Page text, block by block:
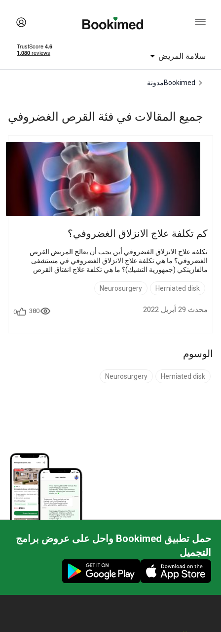
سلامة المريض
Bookimed مدونة
جميع المقالات في فئة القرص الغضروفي
كم تكلفة علاج الانزلاق الغضروفي؟
تكلفة علاج الانزلاق الغضروفي أين يجب أن يعالج المريض القرص
الغضروفي؟ ما هي تكلفة علاج الانزلاق الغضروفي في مستشفى
مالفازينكي (جمهورية التشيك)؟ ما هي تكلفة علاج انفتاق القرص
غضروفي في عيادة كانغ دونغ (كوريا)؟ كم يكلف علاج الانزلاق
القرص الفقري في عيادة جامعة ريختس دير إيزار (ألمانيا)؟ ما هي
تكلفة علاج القرص الغضروفي في المركز الطبي بجامعة برينستون
Herniated disk
Neurosurgery
محدث 29 أبريل 2022 380
0
الوسوم
Herniated disk
Neurosurgery
حمل تطبيق Bookimed واحل على عروض برامج
التجميل